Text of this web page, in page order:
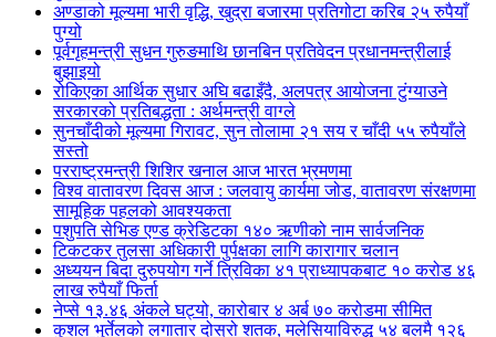
अण्डाको मूल्यमा भारी वृद्धि, खुद्रा बजारमा प्रतिगोटा करिब २५ रुपैयाँ
पुग्यो
पूर्वगृहमन्त्री सुधन गुरुङमाथि छानबिन प्रतिवेदन प्रधानमन्त्रीलाई
बुझाइयो
रोकिएका आर्थिक सुधार अघि बढाइँदै, अलपत्र आयोजना टुंग्याउने
सरकारको प्रतिबद्धता : अर्थमन्त्री वाग्ले
सुनचाँदीको मूल्यमा गिरावट, सुन तोलामा २१ सय र चाँदी ५५ रुपैयाँले
सस्तो
परराष्ट्रमन्त्री शिशिर खनाल आज भारत भ्रमणमा
विश्व वातावरण दिवस आज : जलवायु कार्यमा जोड, वातावरण संरक्षणमा
सामूहिक पहलको आवश्यकता
पशुपति सेभिङ एण्ड क्रेडिटका १४० ऋणीको नाम सार्वजनिक
टिकटकर तुलसा अधिकारी पुर्पक्षका लागि कारागार चलान
अध्ययन बिदा दुरुपयोग गर्ने त्रिविका ४१ प्राध्यापकबाट १० करोड ४६
लाख रुपैयाँ फिर्ता
नेप्से १३.४६ अंकले घट्यो, कारोबार ४ अर्ब ७० करोडमा सीमित
कुशल भुर्तेलको लगातार दोस्रो शतक, मलेसियाविरुद्ध ५४ बलमै १२६